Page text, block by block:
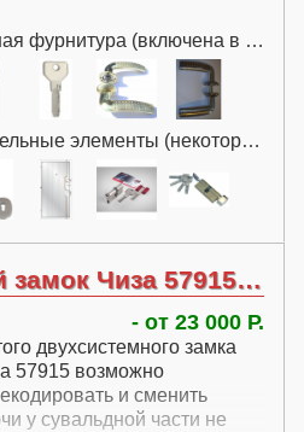
дверей.
Возможная стандартная фурнитура (включена в цену):
Возможные дополнительные элементы (некоторые за дополнительную плату):
Двухсистемный замок Чиза 57915 с перекодировкой
- от 23 000 Р.
двухсистемного замка
57915 возможно
и сменить
у сувальдной части не